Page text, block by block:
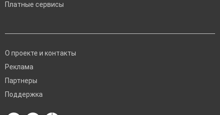
Платные сервисы
О проекте и контакты
Реклама
Партнеры
Поддержка